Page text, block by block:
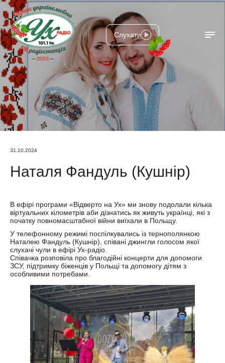
Слухати
31.10.2024
Наталя Фандуль (Кушнір)
В ефірі програми «Відверто на Ух» ми знову подолали кілька
віртуальних кілометрів аби дізнатись як живуть українці, які з
початку повномасштабної війни виїхали в Польщу.
У телефонному режимі поспілкувались із тернополянкою
Наталею Фандуль (Кушнір), співані джингли голосом якої
слухачі чули в ефірі Ух-радіо.
Співачка розповіла про благодійні концерти для допомоги
ЗСУ, підтримку біженців у Польщі та допомогу дітям з
особливими потребами.